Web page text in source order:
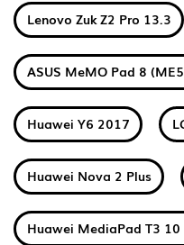
Lenovo Zuk Z2 Pro 13.3
ASUS MeMO Pad 8
Huawei Y6 2017
Huawei Nova 2 Plus
Huawei MediaPad T3 10